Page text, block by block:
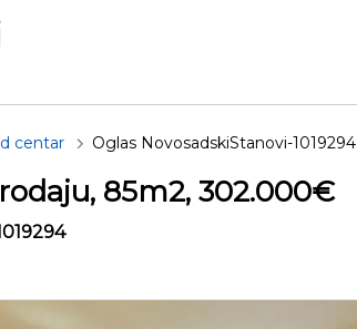
centar Oglas NovosadskiStanovi-1019294
85m2, 302.000€